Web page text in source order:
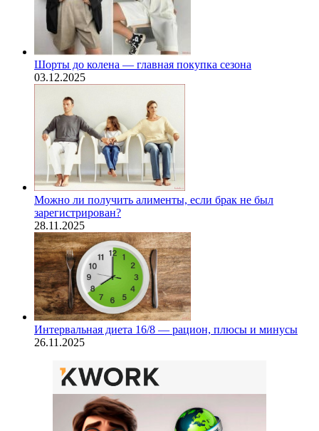
Шорты до колена — главная покупка сезона
03.12.2025
Можно ли получить алименты, если брак не был
зарегистрирован?
28.11.2025
Интервальная диета 16/8 — рацион, плюсы и минусы
26.11.2025